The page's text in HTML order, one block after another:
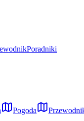
Poradniki
Pogoda